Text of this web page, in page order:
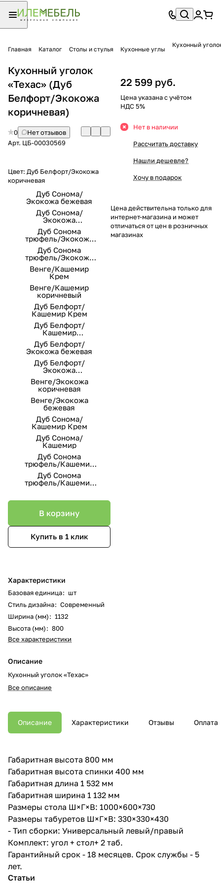
Главная Каталог Столы и стулья Кухонные углы
Кухонный
Кухонный уголок
«Техас» (Дуб
Белфорт/Экокожа
коричневая)
0
Нет отзывов
Арт. ЦБ-00030569
Цвет: Дуб Белфорт/Экокожа
коричневая
Дуб Сонома/
Экокожа бежевая
Дуб Сонома/
Экокожа
коричневая
Дуб Сонома
трюфель/Экокожа
коричневая
Дуб Сонома
трюфель/Экокожа
бежевая
Венге/Кашемир
Крем
Венге/Кашемир
коричневый
Дуб Белфорт/
Кашемир Крем
Дуб Белфорт/
Кашемир
коричневый
Дуб Белфорт/
Экокожа бежевая
Дуб Белфорт/
Экокожа
коричневая
Венге/Экокожа
коричневая
Венге/Экокожа
бежевая
Дуб Сонома/
Кашемир Крем
Дуб Сонома/
Кашемир
Дуб Сонома
трюфель/Кашемир
Крем
Дуб Сонома
трюфель/Кашемир
В корзину
Купить в 1 клик
Характеристики
Базовая единица: шт
Стиль дизайна: Современный
Ширина (мм): 1132
Высота (мм): 800
Все характеристики
Описание
Кухонный уголок «Техас»
Все описание
22 599 руб.
Цена указана с учётом
НДС 5%
Нет в наличии
Рассчитать доставку
Нашли дешевле?
Хочу в подарок
Цена действительна только для
интернет-магазина и может
отличаться от цен в розничных
магазинах
Описание Характеристики Отзывы Оплата
Габаритная высота 800 мм
Габаритная высота спинки 400 мм
Габаритная длина 1 532 мм
Габаритная ширина 1 132 мм
Размеры стола Ш×Г×В: 1000×600×730
Размеры табуретов Ш×Г×В: 330×330×430
- Тип сборки: Универсальный левый/правый
Комплект: угол + стол+ 2 таб.
Гарантийный срок - 18 месяцев. Срок службы - 5
лет.
Статьи